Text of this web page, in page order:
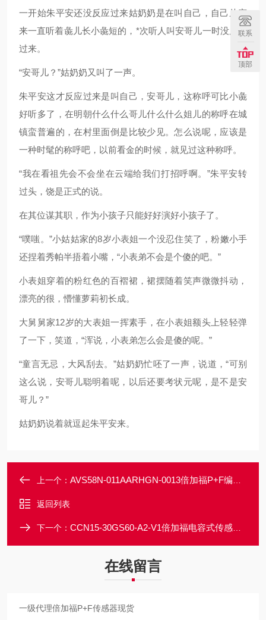
一开始朱平安还没反应过来姑奶奶是在叫自己，自己从穿
来一直听着彘儿长小彘短的，*次听人叫安哥儿一时没反应
过来。
“安哥儿？”姑奶奶又叫了一声。
朱平安这才反应过来是叫自己，安哥儿，这称呼可比小彘
好听多了，在明朝什么什么哥儿什么什么姐儿的称呼在城
镇蛮普遍的，在村里面倒是比较少见。怎么说呢，应该是
一种时髦的称呼吧，以前看金的时候，就见过这种称呼。
“我在看祖先会不会坐在云端给我们打招呼啊。”朱平安转
过头，饶是正式的说。
在其位谋其职，作为小孩子只能好好演好小孩子了。
“噗嗤。”小姑姑家的8岁小表姐一个没忍住笑了，粉嫩小手
还捏着秀帕半捂着小嘴，“小表弟不会是个傻的吧。”
小表姐穿着的粉红色的百褶裙，裙摆随着笑声微微抖动，
漂亮的很，懵懂萝莉初长成。
大舅舅家12岁的大表姐一挥素手，在小表姐额头上轻轻弹
了一下，笑道，“浑说，小表弟怎么会是傻的呢。”
“童言无忌，大风刮去。”姑奶奶忙呸了一声，说道，“可别
这么说，安哥儿聪明着呢，以后还要考状元呢，是不是安
哥儿？”
姑奶奶说着就逗起朱平安来。
上一个： AVS58N-011AARHGN-0013倍加福P+F编码器Ayasa - 告白の夜
返回列表
下一个： CCN15-30GS60-A2-V1倍加福电容式传感器圆柱形外壳材料不锈钢
在线留言
联系
顶部